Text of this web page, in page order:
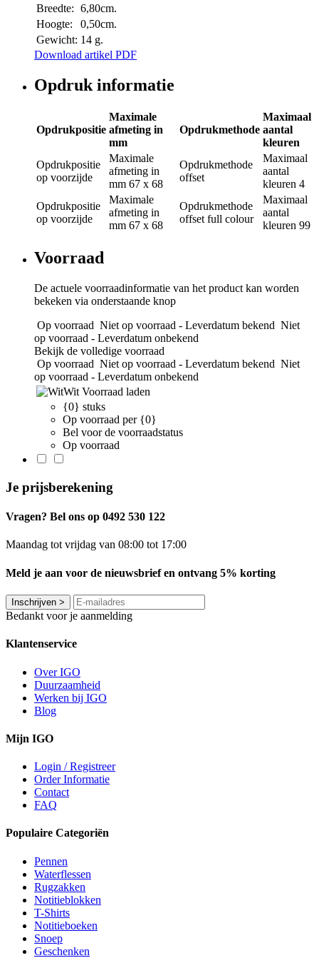
Breedte: 6,80cm.
Hoogte:
0,50cm.
Gewicht: 14 g.
Download artikel PDF
Opdruk informatie
Opdrukpositie
Maximale
afmeting in
mm
Opdrukmethode
Maximaal
aantal
kleuren
Opdrukpositie
op voorzijde
Maximale
afmeting in
mm 67 x 68
Opdrukmethode
offset
Maximaal
aantal
kleuren 4
Opdrukpositie
op voorzijde
Maximale
afmeting in
mm 67 x 68
Opdrukmethode
offset full colour
Maximaal
aantal
kleuren 99
Voorraad
De actuele voorraadinformatie van het product kan worden
bekeken via onderstaande knop
Op voorraad Niet op voorraad - Leverdatum bekend Niet
op voorraad - Leverdatum onbekend
Bekijk de volledige voorraad
Op voorraad Niet op voorraad - Leverdatum bekend Niet
op voorraad - Leverdatum onbekend
Wit Voorraad laden
{0} stuks
Op voorraad per {0}
Bel voor de voorraadstatus
Op voorraad
Je prijsberekening
Vragen? Bel ons op 0492 530 122
Maandag tot vrijdag van 08:00 tot 17:00
Meld je aan voor de nieuwsbrief en ontvang 5% korting
Inschrijven >
Bedankt voor je aanmelding
Klantenservice
Over IGO
Duurzaamheid
Werken bij IGO
Blog
Mijn IGO
Login / Registreer
Order Informatie
Contact
FAQ
Populaire Categoriën
Pennen
Waterflessen
Rugzakken
Notitieblokken
T-Shirts
Notitieboeken
Snoep
Geschenken